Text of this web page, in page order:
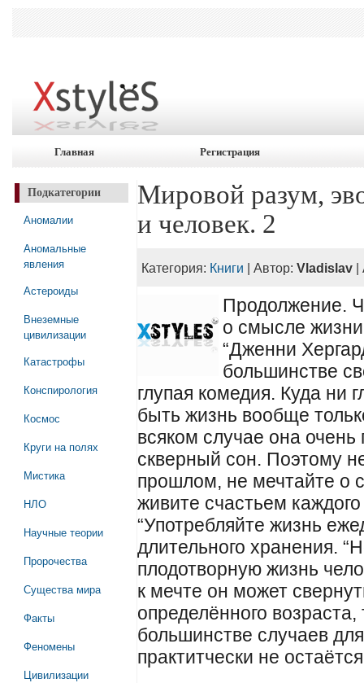
Главная Регистрация
Подкатегории
Аномалии
Аномальные
явления
Астероиды
Внеземные
цивилизации
Катастрофы
Конспирология
Космос
Круги на полях
Мистика
НЛО
Научные теории
Пророчества
Существа мира
Факты
Феномены
Цивилизации
Мировой разум,
и человек. 2
Категория: Книги | Автор:Vladislav |
Продолжение.
о смысле
“Дженни
большинстве
глупая комедия. Куда
быть жизнь вообще
всяком случае она
скверный сон. Поэтому
прошлом, не мечтайте о
живите счастьем
“Употребляйте жизнь
длительного хранения.
плодотворную жизнь
к мечте он может
определённого
большинстве случаев
практитчески не